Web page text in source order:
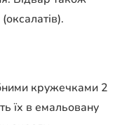
кружечками 2
їх в емальовану